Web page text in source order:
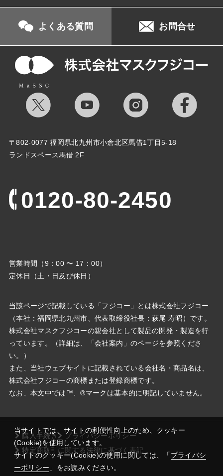
当サイトでは、サイトの利便性向上のため、クッキー
(Cookie)を使用しています。
サイトのクッキー(Cookie)の使用に関しては、「 プライバシ
ーポリシー 」をお読みください。
よくある質問 お問合せ
〒802-0077 福岡県北九州市小倉北区馬借1丁目5-18
ランドスペース馬借 2F
営業時間（9：00 〜 17：00）
定休日（土・日及び休日）
0120-80-2450
当該ページで記載している「フジコー」とは株式会社フジコー
（本社：福岡県北九州市、代表取締役社⻑：萩尾 寿昭）です。
株式会社マスクフジコーの親会社として製品の開発・製造を行
っています。（詳細は、「会社案内」のページを参照くださ
い。）
また、当社ウェブサイトに記載されている会社名・商品名は、
株式会社フジコーの商標または登録商標です。
なお、本文中では™、®マークは基本的に明記していません。
購入手続き
プライバシーポリシー
特定商取引に関する法律に基づく表記